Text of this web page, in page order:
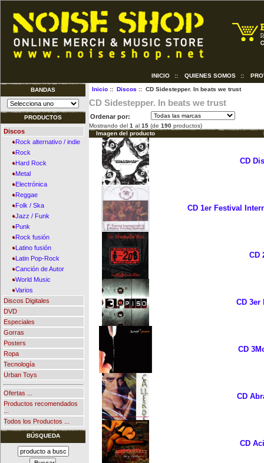
INICIO :: QUIENES SOMOS ::
BANDAS
PRODUCTOS
Discos
Rock alternativo / indie
Rock
Hard Rock
Metal
Electrónica
Reggae
Folk / Ska
Jazz / Funk
Punk
Rock fusión
Latino fusión
Latin Pop-Rock
Canción de Autor
World Music
Varios
Discos Digitales
DVD
Especiales
Gorras
Posters
Ropa
Tecnología
Urban Toys
Ofertas ...
Productos recomendados
Todos los Productos ...
BÚSQUEDA
Inicio:: Discos :: CD Sidestepper. In beats we trust
CD Sidestepper. In beats we trust
Ordenar por:
Mostrando del 1 al 15 (de 190 productos)
Imagen del producto
CD
CD 1er Festival
CD
CD 3er
CD
CD
CD